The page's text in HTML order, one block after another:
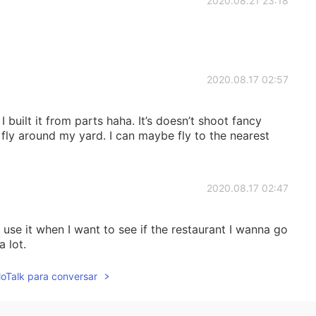
2020.08.17 02:57
built it from parts haha. It’s doesn’t shoot fancy
around my yard. I can maybe fly to the nearest
2020.08.17 02:47
it when I want to see if the restaurant I wanna go
lot.
para conversar